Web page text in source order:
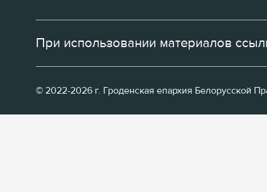
При использовании материалов
© 2022-2026 г. Гроденская епархия Белорусской